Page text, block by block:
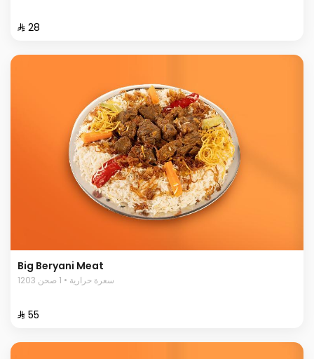
⁨⁦‪‬ 28⁩
Big Beryani Meat
1203 سعرة حرارية • 1 صحن
⁨⁦‪‬ 55⁩